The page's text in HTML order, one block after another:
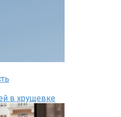
в хрущевке